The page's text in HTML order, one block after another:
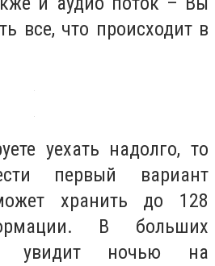
все, что происходит в
уехать надолго, то
первый вариант
хранить до 128
В больших
увидит ночью на